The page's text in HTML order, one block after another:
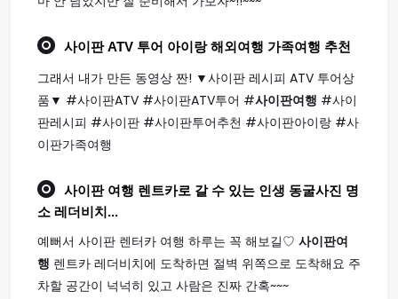
사이판ATV 투어 아이랑 해외 여행 가족여행 추천
그래서 내가 만든 동영상 짠! ▼사이판 레시피 ATV 투어상
품▼ #사이판ATV #사이판ATV투어 #사이판여행 #사이
판레시피 #사이판 #사이판투어추천 #사이판아이랑 #사
이판가족여행
사이판 여행 렌트카로 갈 수 있는 인생 동굴사진 명
소 레더비치...
예뻐서 사이판 렌터카 여행 하루는 꼭 해보길♡ 사이판여
행 렌트카 레더비치에 도착하면 절벽 위쪽으로 도착해요 주
차할 공간이 넉넉히 있고 사람은 진짜 간혹~~~